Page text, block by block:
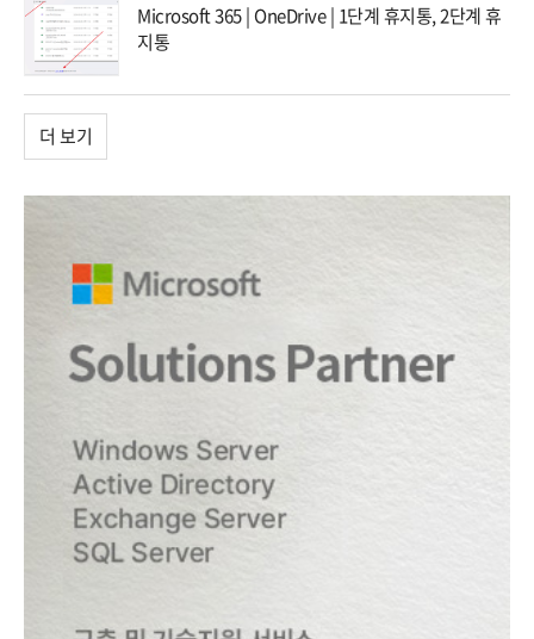
Microsoft 365 | OneDrive | 1단계 휴지통, 2단계 휴
지통
더 보기